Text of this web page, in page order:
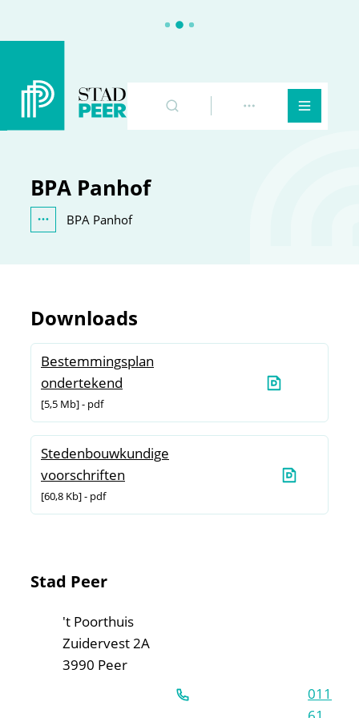
Zoeken Toon meerMenu
BPA Panhof
Toon alle broodkruimel items
BPA Panhof
Downloads
Bestemmingsplan
ondertekend
5,5 Mb pdf
Stedenbouwkundige
voorschriften
60,8 Kb pdf
Contact & openingsuren
Stad Peer
Adres't Poorthuis
Zuidervest 2A
,3990 Peer
011